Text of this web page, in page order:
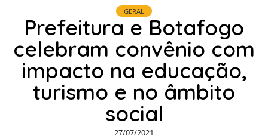
GERAL
Prefeitura e Botafogo
celebram convênio com
impacto na educação,
turismo e no âmbito
social
27/07/2021